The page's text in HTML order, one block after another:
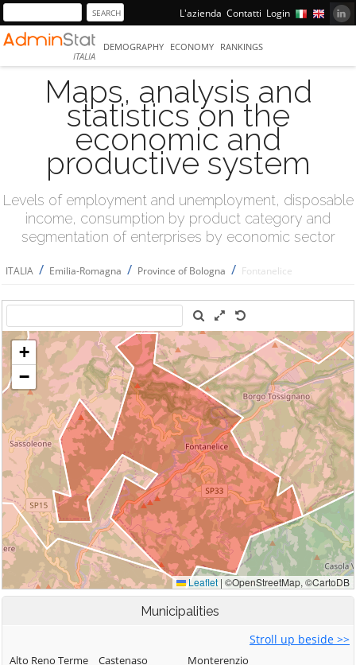
L'azienda Contatti Login
ITALIA
DEMOGRAPHY ECONOMY RANKINGS
Maps, analysis and
statistics on the
economic and
productive system
Levels of employment and unemployment, disposable
income, consumption by product category and
segmentation of enterprises by economic sector
ITALIA / Emilia-Romagna / Province of Bologna / Fontanelice
Municipalities
Stroll up beside >>
Alto Reno Terme
Castenaso
Monterenzio